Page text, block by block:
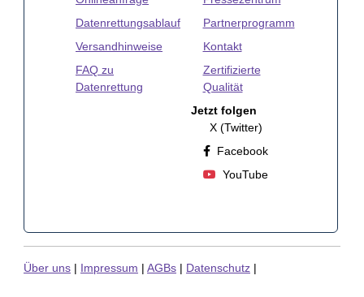
Datenrettungsablauf
Versandhinweise
FAQ zu
Datenrettung
Partnerprogramm
Kontakt
Zertifizierte
Qualität
Jetzt folgen
X (Twitter)
Facebook
YouTube
Über uns | Impressum | AGBs | Datenschutz |